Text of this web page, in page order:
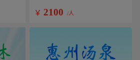
￥ 2100 /人